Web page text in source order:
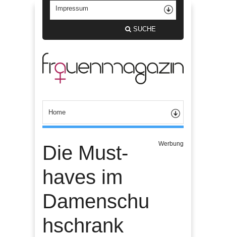
SUCHE
Die Must-
haves im
Damenschu
hschrank
Werbung